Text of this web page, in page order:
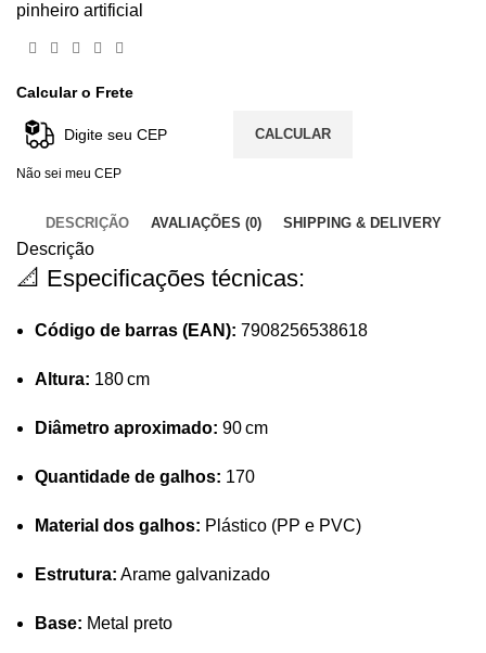
pinheiro artificial
Calcular o Frete
CALCULAR
Não sei meu CEP
DESCRIÇÃO AVALIAÇÕES (0) SHIPPING & DELIVERY
Descrição
📐 Especificações técnicas:
Código de barras (EAN): 7908256538618
Altura: 180 cm
Diâmetro aproximado: 90 cm
Quantidade de galhos: 170
Material dos galhos: Plástico (PP e PVC)
Estrutura: Arame galvanizado
Base: Metal preto